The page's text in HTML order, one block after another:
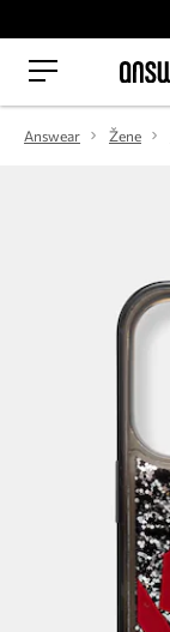
Answear Žene